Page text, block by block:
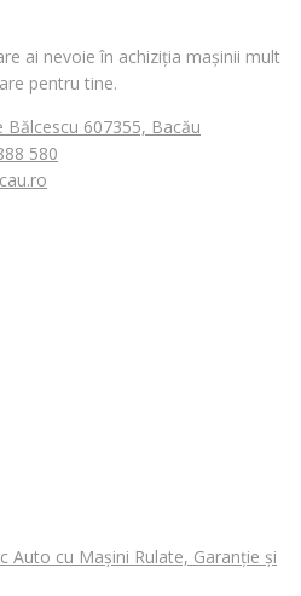
ai nevoie în achiziția mașinii mult
pentru tine.
Bălcescu 607355, Bacău
580
Auto cu Mașini Rulate, Garanție și